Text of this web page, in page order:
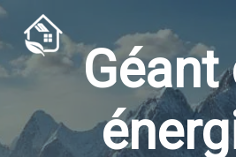
Aller
contenu
Géant